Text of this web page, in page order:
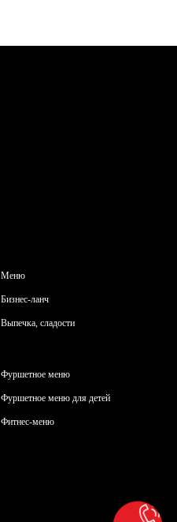
Меню
Бизнес-ланч
Выпечка, сладости
Фуршетное меню
Фуршетное меню для детей
Фитнес-меню